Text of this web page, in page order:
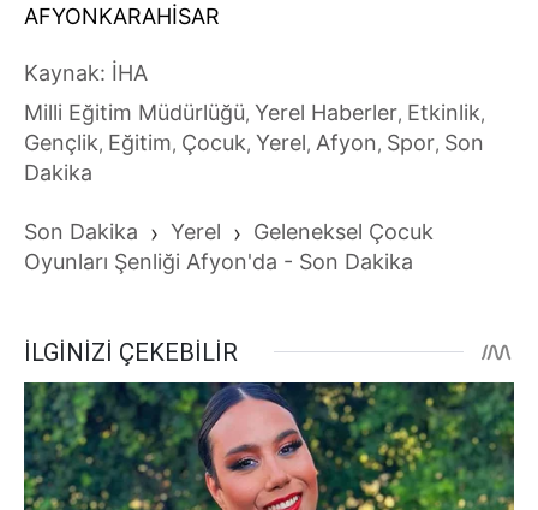
AFYONKARAHİSAR
Kaynak: İHA
Milli Eğitim Müdürlüğü, Yerel Haberler, Etkinlik,
Gençlik, Eğitim, Çocuk, Yerel, Afyon, Spor, Son
Dakika
Son Dakika › Yerel › Geleneksel Çocuk
Oyunları Şenliği Afyon'da - Son Dakika